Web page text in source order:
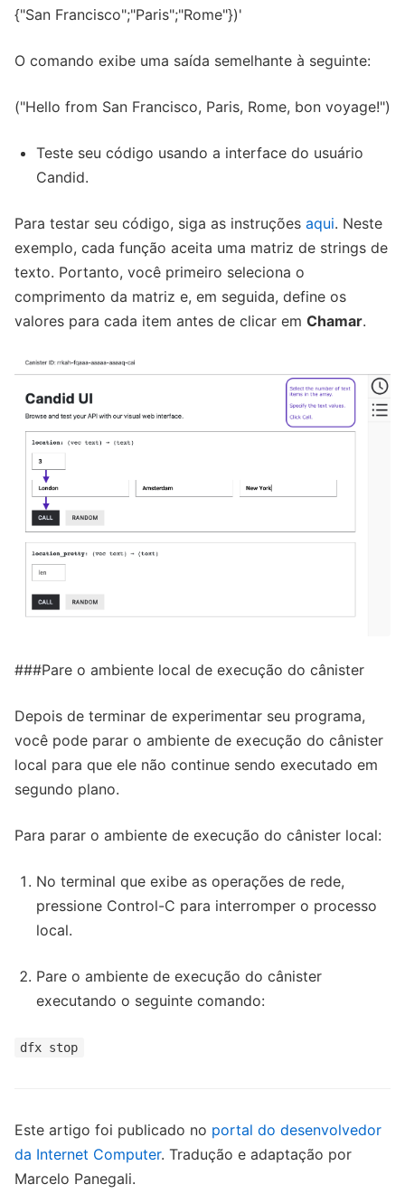
{"San Francisco";"Paris";"Rome"})'
O comando exibe uma saída semelhante à seguinte:
("Hello from San Francisco, Paris, Rome, bon voyage!")
Teste seu código usando a interface do usuário
Candid.
Para testar seu código, siga as instruções aqui. Neste
exemplo, cada função aceita uma matriz de strings de
texto. Portanto, você primeiro seleciona o
comprimento da matriz e, em seguida, define os
valores para cada item antes de clicar em Chamar.
###Pare o ambiente local de execução do cânister
Depois de terminar de experimentar seu programa,
você pode parar o ambiente de execução do cânister
local para que ele não continue sendo executado em
segundo plano.
Para parar o ambiente de execução do cânister local:
No terminal que exibe as operações de rede,
pressione Control-C para interromper o processo
local.
Pare o ambiente de execução do cânister
executando o seguinte comando:
dfx stop
Este artigo foi publicado no portal do desenvolvedor
da Internet Computer. Tradução e adaptação por
Marcelo Panegali.